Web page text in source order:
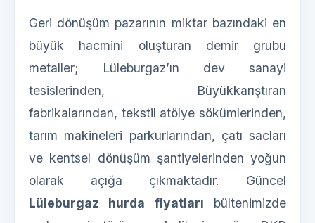
Geri dönüşüm pazarının miktar bazındaki en
büyük hacmini oluşturan demir grubu
metaller; Lüleburgaz’ın dev sanayi
tesislerinden, Büyükkarıştıran
fabrikalarından, tekstil atölye sökümlerinden,
tarım makineleri parkurlarından, çatı sacları
ve kentsel dönüşüm şantiyelerinden yoğun
olarak açığa çıkmaktadır. Güncel
Lüleburgaz hurda fiyatları bültenimizde